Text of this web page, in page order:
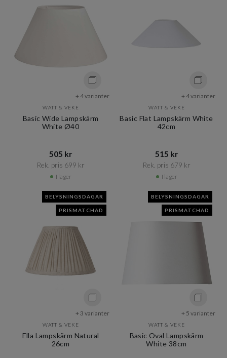
+ 4 varianter
WATT & VEKE
Basic Wide Lampskärm
White Ø40
505 kr​​
Rek. pris 699 kr​​
I lager
+ 4 varianter
WATT & VEKE
Basic Flat Lampskärm White
42cm
515 kr​​
Rek. pris 679 kr​​
I lager
BELYSNINGSDAGAR
PRISMATCHAD
+ 3 varianter
WATT & VEKE
Ella Lampskärm Natural
26cm
BELYSNINGSDAGAR
PRISMATCHAD
+ 5 varianter
WATT & VEKE
Basic Oval Lampskärm
White 38cm